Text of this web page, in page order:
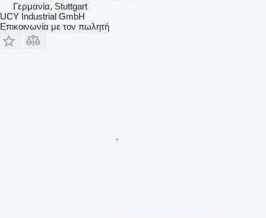
Γερμανία, Stuttgart
UCY Industrial GmbH
Επικοινωνία με τον πωλητή